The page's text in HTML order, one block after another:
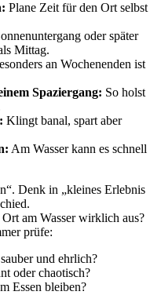
Plane Zeit für den Ort selbst
oder später
Mittag.
an Wochenenden ist
Spaziergang: So holst
Klingt banal, spart aber
Am Wasser kann es schnell
Denk in „kleines Erlebnis
am Wasser wirklich aus?
prüfe:
und ehrlich?
oder chaotisch?
Essen bleiben?